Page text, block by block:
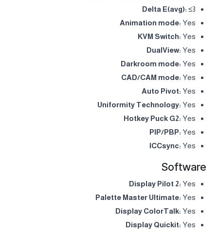
Delta E(avg): ≤3
Animation mode: Yes
KVM Switch: Yes
DualView: Yes
Darkroom mode: Yes
CAD/CAM mode: Yes
Auto Pivot: Yes
Uniformity Technology: Yes
Hotkey Puck G2: Yes
PIP/PBP: Yes
ICCsync: Yes
Software
Display Pilot 2: Yes
Palette Master Ultimate: Yes
Display ColorTalk: Yes
Display Quickit: Yes